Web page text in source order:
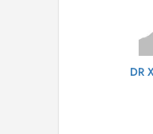
DR